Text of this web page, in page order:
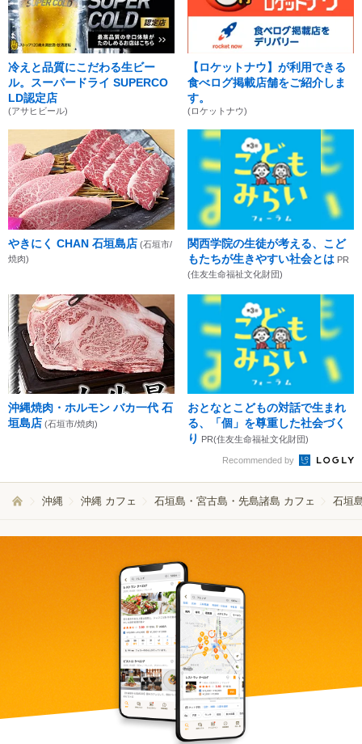
冷えと品質にこだわる生ビー
ル。スーパードライ SUPERCO
LD認定店
(アサヒビール)
【ロケットナウ】が利用できる
食べログ掲載店舗をご紹介しま
す。
(ロケットナウ)
やきにく CHAN 石垣島店 (石垣市/
焼肉)
関西学院の生徒が考える、こど
もたちが生きやすい社会とは PR
(住友生命福祉文化財団)
沖縄焼肉・ホルモン バカ一代 石
垣島店 (石垣市/焼肉)
おとなとこどもの対話で生まれ
る、「個」を尊重した社会づく
り PR(住友生命福祉文化財団)
Recommended by
沖縄 沖縄 カフェ 石垣島・宮古島・先島諸島 カフェ 石垣